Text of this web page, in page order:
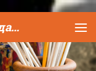
МАОУ СОШ №73 "Лира" города Тюмени